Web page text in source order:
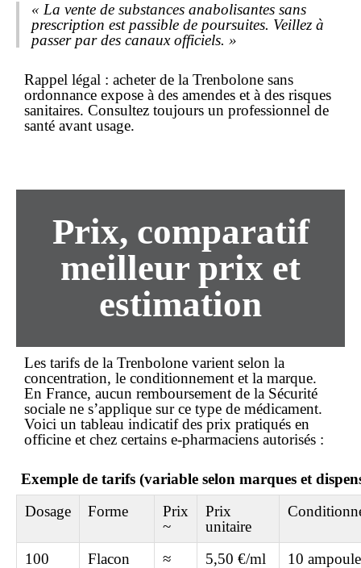
« La vente de substances anabolisantes sans
prescription est passible de poursuites. Veillez à
passer par des canaux officiels. »
Rappel légal : acheter de la Trenbolone sans
ordonnance expose à des amendes et à des risques
sanitaires. Consultez toujours un professionnel de
santé avant usage.
Prix, comparatif
meilleur prix et
estimation
Les tarifs de la Trenbolone varient selon la
concentration, le conditionnement et la marque.
En France, aucun remboursement de la Sécurité
sociale ne s’applique sur ce type de médicament.
Voici un tableau indicatif des prix pratiqués en
officine et chez certains e-pharmaciens autorisés :
Exemple de tarifs (variable selon marques et
Dosage
Forme
Prix
~
Prix
unitaire
100
Flacon
≈
5,50 €/ml 10